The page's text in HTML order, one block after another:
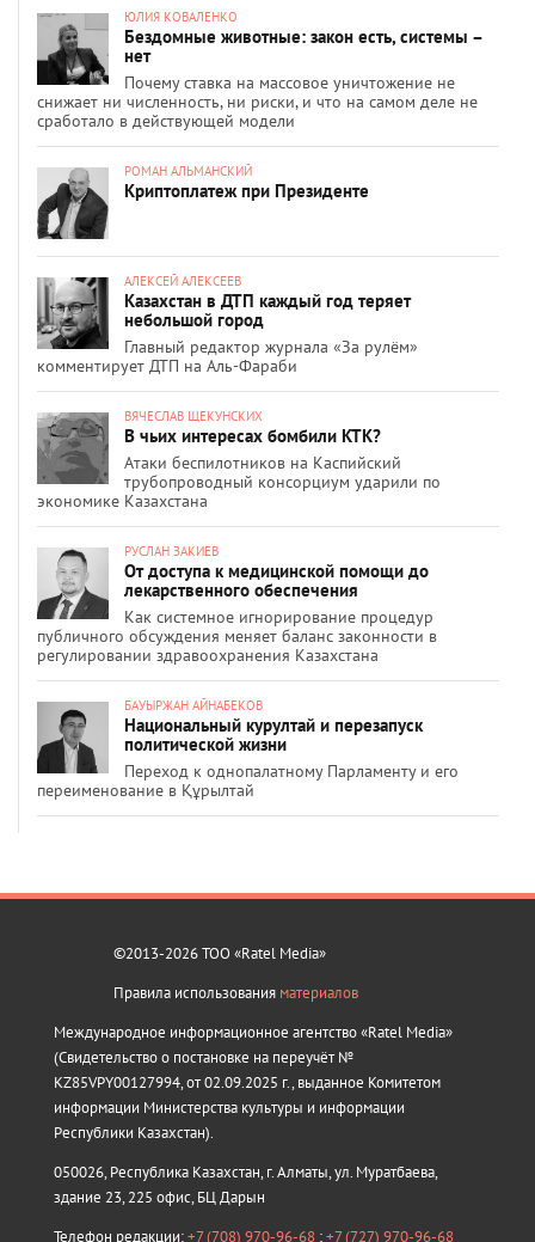
ЮЛИЯ КОВАЛЕНКО
Бездомные животные: закон есть, системы –
нет
Почему ставка на массовое уничтожение не
снижает ни численность, ни риски, и что на самом деле не
сработало в действующей модели
РОМАН АЛЬМАНСКИЙ
Криптоплатеж при Президенте
АЛЕКСЕЙ АЛЕКСЕЕВ
Казахстан в ДТП каждый год теряет
небольшой город
Главный редактор журнала «За рулём»
комментирует ДТП на Аль-Фараби
ВЯЧЕСЛАВ ЩЕКУНСКИХ
В чьих интересах бомбили КТК?
Атаки беспилотников на Каспийский
трубопроводный консорциум ударили по
экономике Казахстана
РУСЛАН ЗАКИЕВ
От доступа к медицинской помощи до
лекарственного обеспечения
Как системное игнорирование процедур
публичного обсуждения меняет баланс законности в
регулировании здравоохранения Казахстана
БАУЫРЖАН АЙНАБЕКОВ
Национальный курултай и перезапуск
политической жизни
Переход к однопалатному Парламенту и его
переименование в Құрылтай
©2013-2026 ТОО «Ratel Media»
Правила использования материалов
Международное информационное агентство «Ratel Media»
(Свидетельство о постановке на переучёт №
KZ85VPY00127994, от 02.09.2025 г., выданное Комитетом
информации Министерства культуры и информации
Республики Казахстан).
050026, Республика Казахстан, г. Алматы, ул. Муратбаева,
здание 23, 225 офис, БЦ Дарын
Телефон редакции:+7 (708) 970-96-68 ;+7 (727) 970-96-68